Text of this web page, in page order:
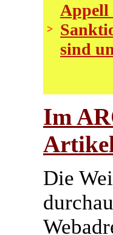
>
Appell
sind
Im
Die